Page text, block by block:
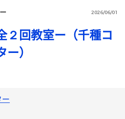
2026/06/01
２回教室ー（千種コ
）